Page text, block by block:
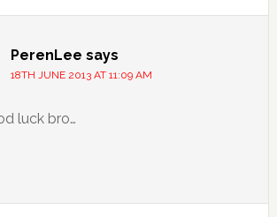
PerenLee says
18TH JUNE 2013 AT 11:09 AM
luck bro…